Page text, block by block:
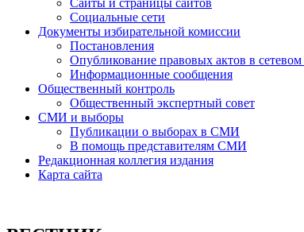
Сайты и страницы сайтов
Социальные сети
Документы избирательной комиссии
Постановления
Опубликование правовых актов в
Информационные сообщения
Общественный контроль
Общественный экспертный совет
СМИ и выборы
Публикации о выборах в СМИ
В помощь представителям СМИ
Редакционная коллегия издания
Карта сайта